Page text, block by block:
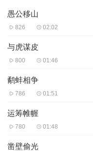
愚公移山
826 02:02
与虎谋皮
800 01:46
鹬蚌相争
786 01:51
运筹帷幄
780 01:48
凿壁偷光